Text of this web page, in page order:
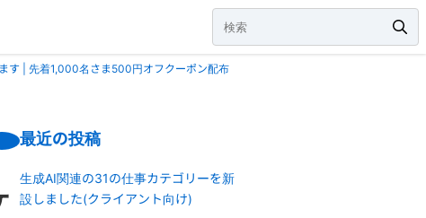
す | 先着1,000名さま500円オフクーポン配布
最近の投稿
生成AI関連の31の仕事カテゴリーを新
設しました(クライアント向け)